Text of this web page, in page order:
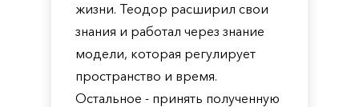
жизни. Теодор расширил свои
знания и работал через знание
модели, которая регулирует
пространство и время.
Остальное - принять полученную